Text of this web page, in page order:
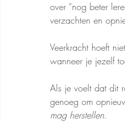
over “nog beter
verzachten en
Veerkracht hoeft
wanneer je jezelf
Als je voelt dat dit
genoeg om
mag herstellen.